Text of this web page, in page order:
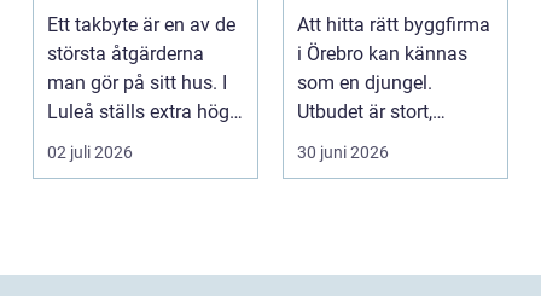
norrbottniskt
klimat
Ett takbyte är en av de
största åtgärderna
man gör på sitt hus. I
Luleå ställs extra höga
krav på bå...
02 juli 2026
ditt projekt
Att hitta rätt byggfirma
i Örebro kan kännas
som en djungel.
Utbudet är stort,
projekten ser olika u...
30 juni 2026